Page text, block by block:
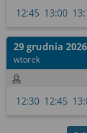
12:45 13:00
29 grudnia 2026
wtorek
12:30 12:45